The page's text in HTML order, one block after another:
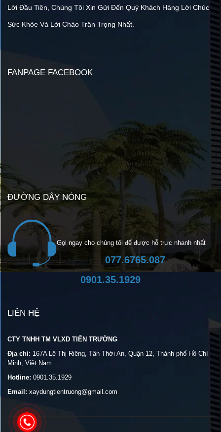
Lời Đầu Tiên, Chúng Tôi Xin Gửi Đến Quý Khách Hàng Lời Chúc
Sức Khỏe Và Lời Chào Trân Trọng Nhất.
FANPAGE FACEBOOK
ĐƯỜNG DÂY NÓNG
Gọi ngay cho chúng tôi để được hỗ trực nhanh nhất
077.6765.087
0901.35.1929
LIÊN HỆ
CTY TNHH TM VLXD TIẾN TRƯỜNG
Địa chỉ: 167A Lê Thị Riêng, Tân Thới An, Quận 12, Thành phố Hồ Chí
Minh, Việt Nam
Hotline: 0901.35.1929
Email: xaydungtientruong@gmail.com